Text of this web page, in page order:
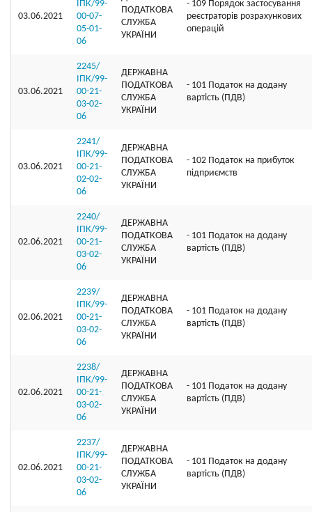
03.06.2021
ІПК/99-
00-07-
05-01-
06
ПОДАТКОВА
СЛУЖБА
УКРАЇНИ
- 109 Порядок застосування
реєстраторів розрахункових
операцій
03.06.2021
2245/
ІПК/99-
00-21-
03-02-
06
ДЕРЖАВНА
ПОДАТКОВА
СЛУЖБА
УКРАЇНИ
- 101 Податок на додану
вартість (ПДВ)
03.06.2021
2241/
ІПК/99-
00-21-
02-02-
06
ДЕРЖАВНА
ПОДАТКОВА
СЛУЖБА
УКРАЇНИ
- 102 Податок на прибуток
підприємств
02.06.2021
2240/
ІПК/99-
00-21-
03-02-
06
ДЕРЖАВНА
ПОДАТКОВА
СЛУЖБА
УКРАЇНИ
- 101 Податок на додану
вартість (ПДВ)
02.06.2021
2239/
ІПК/99-
00-21-
03-02-
06
ДЕРЖАВНА
ПОДАТКОВА
СЛУЖБА
УКРАЇНИ
- 101 Податок на додану
вартість (ПДВ)
02.06.2021
2238/
ІПК/99-
00-21-
03-02-
06
ДЕРЖАВНА
ПОДАТКОВА
СЛУЖБА
УКРАЇНИ
- 101 Податок на додану
вартість (ПДВ)
02.06.2021
2237/
ІПК/99-
00-21-
03-02-
06
ДЕРЖАВНА
ПОДАТКОВА
СЛУЖБА
УКРАЇНИ
- 101 Податок на додану
вартість (ПДВ)